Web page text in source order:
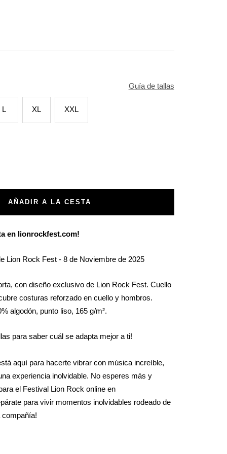
Guía de tallas
L XL XXL
AÑADIR A LA CESTA
en lionrockfest.com!
Lion Rock Fest - 8 de Noviembre de 2025
con diseño exclusivo de Lion Rock Fest. Cuello
costuras reforzado en cuello y hombros.
algodón, punto liso, 165 g/m².
para saber cuál se adapta mejor a ti!
aquí para hacerte vibrar con música increíble,
experiencia inolvidable. No esperes más y
el Festival Lion Rock online en
para vivir momentos inolvidables rodeado de
compañía!